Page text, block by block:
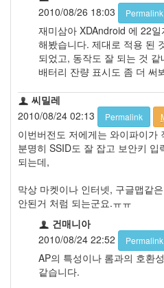
2010/08/26 18:03
Permalink
재미삼아 XDAndroid 에 22
해봤습니다. 제대로 적용 된
되었고, 동작도 잘 되는 것
배터리 잔량 표시도 좀 더 써
씨밀레
2010/08/24 02:13
Permalink
이번버전도 저에게는 와이파이가
분명히 SSID도 잘 잡고 보안키
되는데,
막상 마켓이나 인터넷, 구글맵같
안된거 처럼 되는군요.ㅠㅠ
건매니아
2010/08/24 22:52
Permalink
AP의 특성이나 롬과의 호환
같습니다.